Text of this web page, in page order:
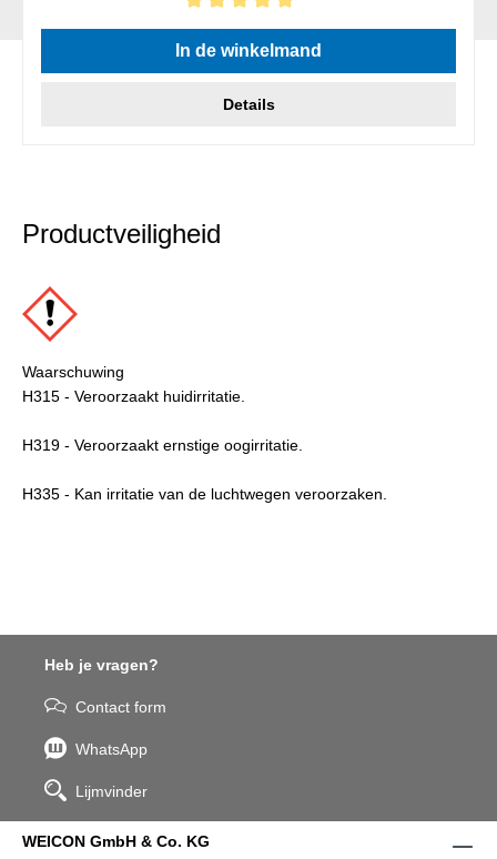
Gemiddelde waardering van 5 van 5 sterren
In de winkelmand
Details
Productveiligheid
Waarschuwing
H315 - Veroorzaakt huidirritatie.
H319 - Veroorzaakt ernstige oogirritatie.
H335 - Kan irritatie van de luchtwegen veroorzaken.
Heb je vragen?
Contact form
WhatsApp
Lijmvinder
WEICON GmbH & Co. KG